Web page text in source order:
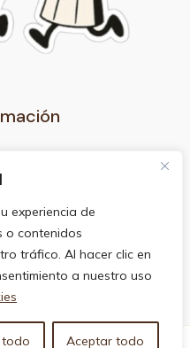
experiencia de
o contenidos
tráfico. Al hacer clic en
a nuestro uso
todo Aceptar todo